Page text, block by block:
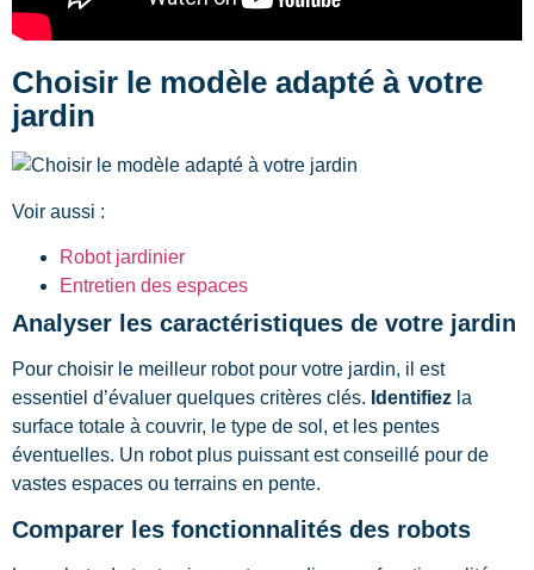
Choisir le modèle adapté à votre
jardin
Voir aussi :
Robot jardinier
Entretien des espaces
Analyser les caractéristiques de votre jardin
Pour choisir le meilleur robot pour votre jardin, il est
essentiel d’évaluer quelques critères clés. Identifiez la
surface totale à couvrir, le type de sol, et les pentes
éventuelles. Un robot plus puissant est conseillé pour de
vastes espaces ou terrains en pente.
Comparer les fonctionnalités des robots